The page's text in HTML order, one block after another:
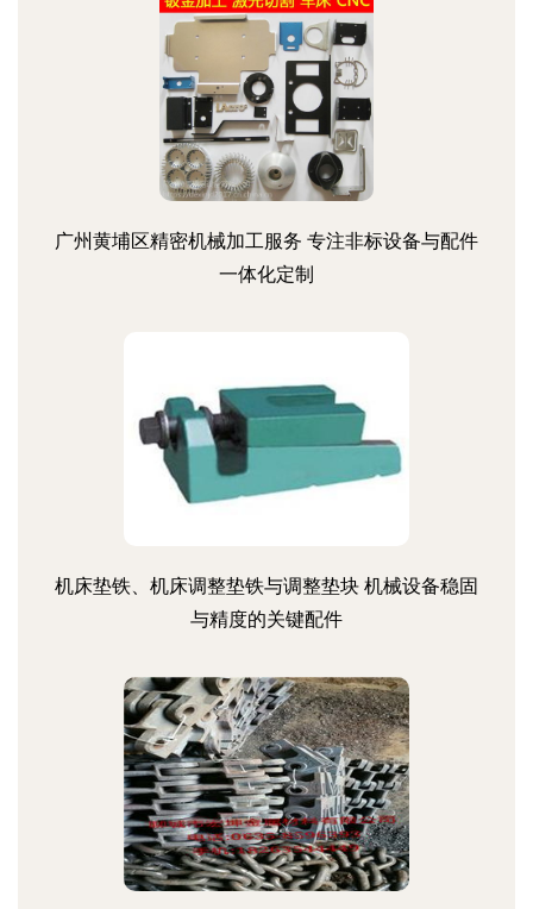
广州黄埔区精密机械加工服务 专注非标设备与配件
一体化定制
机床垫铁、机床调整垫铁与调整垫块 机械设备稳固
与精度的关键配件